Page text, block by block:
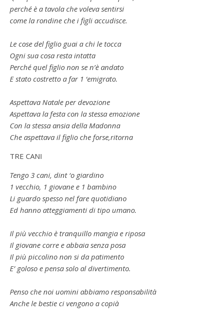
perché è a tavola che voleva sentirsi
come la rondine che i figli accudisce.
Le cose del figlio guai a chi le tocca
Ogni sua cosa resta intatta
Perché quel figlio non se n’è andato
E stato costretto a far 1 ‘emigrato.
Aspettava Natale per devozione
Aspettava la festa con la stessa emozione
Con la stessa ansia della Madonna
Che aspettava il figlio che forse,ritorna
TRE CANI
Tengo 3 cani, dint ‘o giardino
1 vecchio, 1 giovane e 1 bambino
Li guardo spesso nel fare quotidiano
Ed hanno atteggiamenti di tipo umano.
Il più vecchio è tranquillo mangia e riposa
Il giovane corre e abbaia senza posa
Il più piccolino non si da patimento
E’ goloso e pensa solo al divertimento.
Penso che noi uomini abbiamo responsabilità
Anche le bestie ci vengono a copià